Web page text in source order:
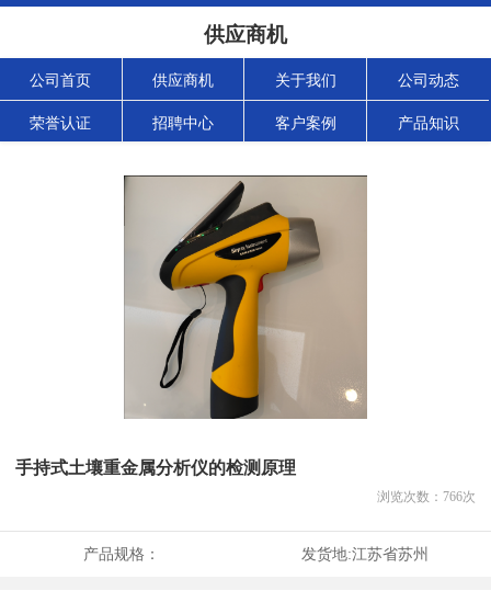
供应商机
公司首页 供应商机 关于我们 公司动态
荣誉认证 招聘中心 客户案例 产品知识
手持式土壤重金属分析仪的检测原理
浏览次数： 766次
产品规格： 发货地:江苏省苏州